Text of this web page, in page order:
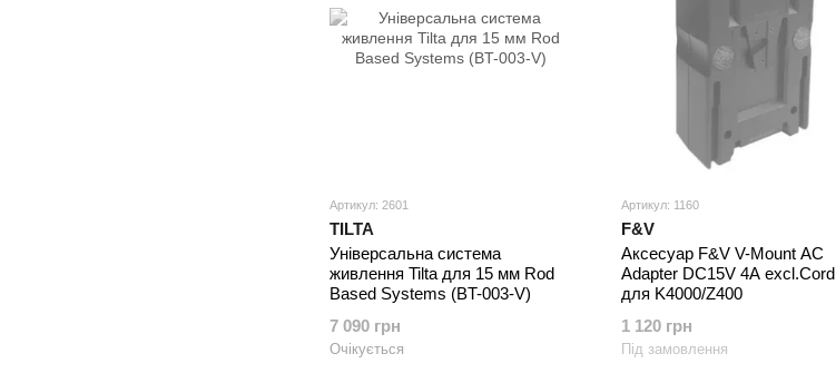
Артикул: 2601
TILTA
Універсальна система
живлення Tilta для 15 мм Rod
Based Systems (BT-003-V)
7 090 грн
Очікується
Артикул: 1160
F&V
Аксесуар F&V V-Mount AC
Adapter DC15V 4A excl.Cord
для K4000/Z400
1 120 грн
Під замовлення